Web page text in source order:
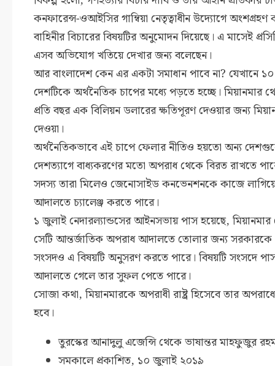
কনফারেন্স-ওআইসির গাম্বিয়া নেতৃত্বাধীন উদ্যোগে
বাহিনীর বিচারের বিষয়টির অনুমোদন দিয়েছে। এ মাসেই
এসব অভিযোগ খতিয়ে দেখার জন্য বলেছেন।
আর বাংলাদেশ কেন এর একটা সমাধান পাবে না? যেখানে
দেশটিকে অর্থনৈতিক চাপের মধ্যে পড়তে হচ্ছে। মিয়ানমার
প্রতি বছর এক বিলিয়ন ডলারের ক্ষতিপূরণ দেওয়ার জন্য
দেওয়া।
অর্থনৈতিকভাবে এই চাপে ফেলার নীতিও হয়তো অন্য
দেশত্যাগে বাধ্যকরণের মতো অপরাধ থেকে বিরত রাখতে
সদস্য তারা মিলেও জেনোসাইড কনভেনশনকে কাজে লাগিয়ে
আদালতে চ্যালেঞ্জ করতে পারে।
১ জুলাই নেদারল্যান্ডসের আইনসভায় পাস হয়েছে,
সেটি আন্তর্জাতিক অপরাধ আদালতে তোলার জন্য সরকারকে
সংসদও এ বিষয়টি অনুসরণ করতে পারে। বিষয়টি সংসদে
আদালতে গেলে তার সুফল পেতে পারে।
সোজা কথা, মিয়ানমারকে অপরাধী রাষ্ট্র হিসেবে তার
হবে।
তুরস্কের আনাদুলু এজেন্সি থেকে ভাষান্তর মাহফুজুর
সমকালে প্রকাশিত, ১০ জুলাই ২০১৯